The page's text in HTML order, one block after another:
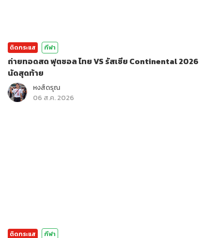
ติดกระแส กีฬา
ถ่ายทอดสด ฟุตซอล ไทย VS รัสเซีย Continental 2026
นัดสุดท้าย
หงส์ดรุณ
06 ส.ค. 2026
ติดกระแส กีฬา